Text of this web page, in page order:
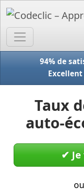
94% de
Excellent
Taux
auto-
✔︎